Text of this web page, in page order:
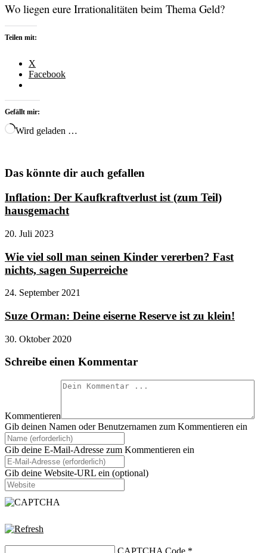
Wo liegen eure Irrationalitäten beim Thema Geld?
Teilen mit:
X
Facebook
Gefällt mir:
Wird geladen …
Das könnte dir auch gefallen
Inflation: Der Kaufkraftverlust ist (zum Teil)
hausgemacht
20. Juli 2023
Wie viel soll man seinen Kinder vererben? Fast
nichts, sagen Superreiche
24. September 2021
Suze Orman: Deine eiserne Reserve ist zu klein!
30. Oktober 2020
Schreibe einen Kommentar
Kommentieren
Gib deinen Namen oder Benutzernamen zum Kommentieren ein
Gib deine E-Mail-Adresse zum Kommentieren ein
Gib deine Website-URL ein (optional)